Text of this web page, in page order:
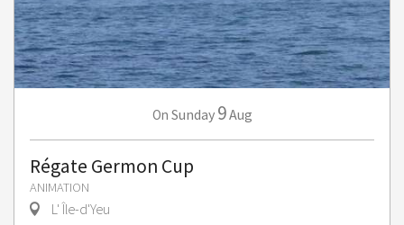
On Sunday 9Aug
Régate Germon Cup
ANIMATION
L' Île-d'Yeu